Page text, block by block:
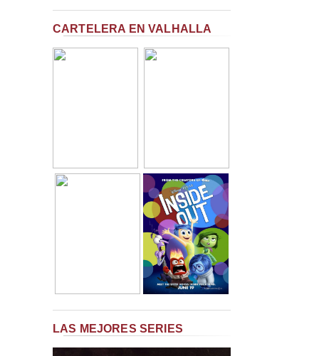
CARTELERA EN VALHALLA
LAS MEJORES SERIES